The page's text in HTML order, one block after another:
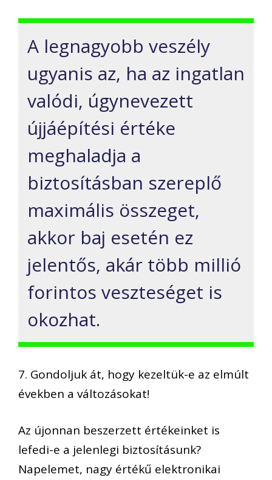
A legnagyobb veszély
ugyanis az, ha az ingatlan
valódi, úgynevezett
újjáépítési értéke
meghaladja a
biztosításban szereplő
maximális összeget,
akkor baj esetén ez
jelentős, akár több millió
forintos veszteséget is
okozhat.
7. Gondoljuk át, hogy kezeltük-e az elmúlt
években a változásokat!
Az újonnan beszerzett értékeinket is
lefedi-e a jelenlegi biztosításunk?
Napelemet, nagy értékű elektronikai